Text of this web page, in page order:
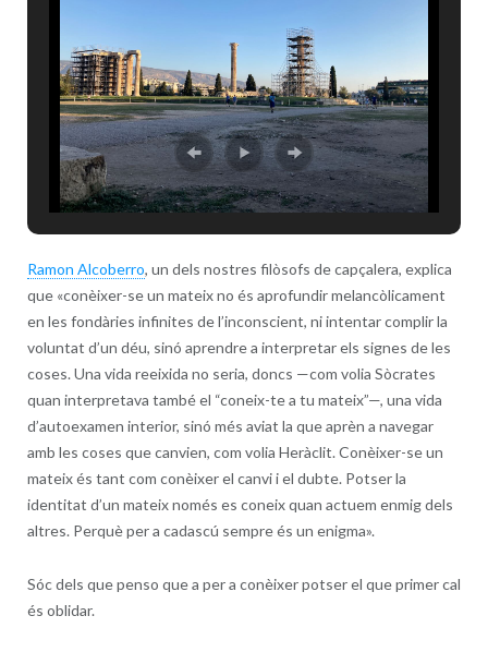
Ramon Alcoberro, un dels nostres filòsofs de capçalera, explica
que «conèixer-se un mateix no és aprofundir melancòlicament
en les fondàries infinites de l’inconscient, ni intentar complir la
voluntat d’un déu, sinó aprendre a interpretar els signes de les
coses. Una vida reeixida no seria, doncs —com volia Sòcrates
quan interpretava també el “coneix-te a tu mateix”—, una vida
d’autoexamen interior, sinó més aviat la que aprèn a navegar
amb les coses que canvien, com volia Heràclit. Conèixer-se un
mateix és tant com conèixer el canvi i el dubte. Potser la
identitat d’un mateix només es coneix quan actuem enmig dels
altres. Perquè per a cadascú sempre és un enigma».
Sóc dels que penso que a per a conèixer potser el que primer cal
és oblidar.